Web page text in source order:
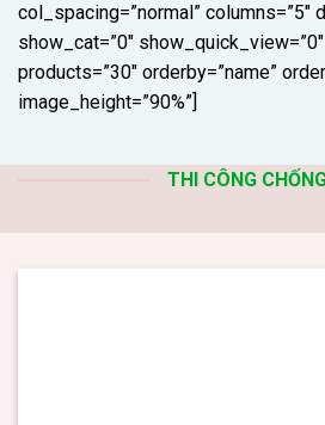
col_spacing=”normal” columns=”5″
show_cat=”0″
products=”30″ orderby=”name”
image_height=”90%”]
THI CÔNG